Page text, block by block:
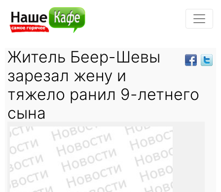
Житель Беер-Шевы
зарезал жену и
тяжело ранил 9-летнего
сына